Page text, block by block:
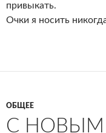
привыкать.
Очки я носить
ОБЩЕЕ
С